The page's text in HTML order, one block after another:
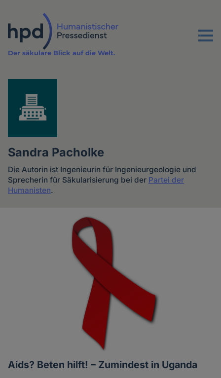
Inhalt
Menu
Der säkulare Blick auf die Welt.
Sandra Pacholke
Die Autorin ist Ingenieurin für Ingenieurgeologie und
Sprecherin für Säkularisierung bei der Partei der
Humanisten.
Aids? Beten hilft! – Zumindest in Uganda